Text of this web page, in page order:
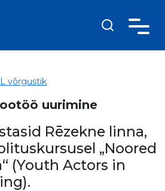
võrgustik
uurimine
Rēzekne linna,
„Noored
(Youth Actors in